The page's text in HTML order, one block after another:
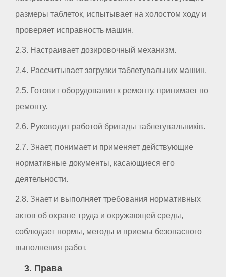
размеры таблеток, испытывает на холостом ходу и
проверяет исправность машин.
2.3. Настраивает дозировочный механизм.
2.4. Рассчитывает загрузки таблетувальних машин.
2.5. Готовит оборудования к ремонту, принимает по
ремонту.
2.6. Руководит работой бригады таблетувальників.
2.7. Знает, понимает и применяет действующие
нормативные документы, касающиеся его
деятельности.
2.8. Знает и выполняет требования нормативных
актов об охране труда и окружающей среды,
соблюдает нормы, методы и приемы безопасного
выполнения работ.
3. Права